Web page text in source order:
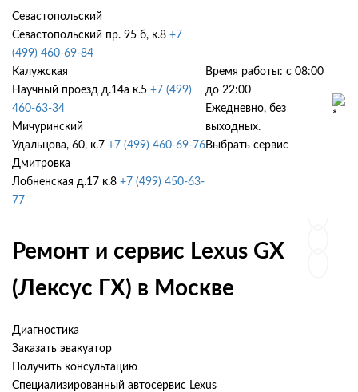
Севастопольский
Севастопольский пр. 95 б, к.8 +7
(499) 460-69-84
Калужская
Научный проезд д.14а к.5 +7 (499)
460-63-34
Мичуринский
Удальцова, 60, к.7 +7 (499) 460-69-76
Дмитровка
Лобненская д.17 к.8 +7 (499) 450-63-
77
Время работы: с 08:00
до 22:00
Ежедневно, без
выходных.
Выбрать сервис
Ремонт и сервис Lexus GX
(Лексус ГХ) в Москве
Диагностика
Заказать эвакуатор
Получить консультацию
Специализированный автосервис Lexus